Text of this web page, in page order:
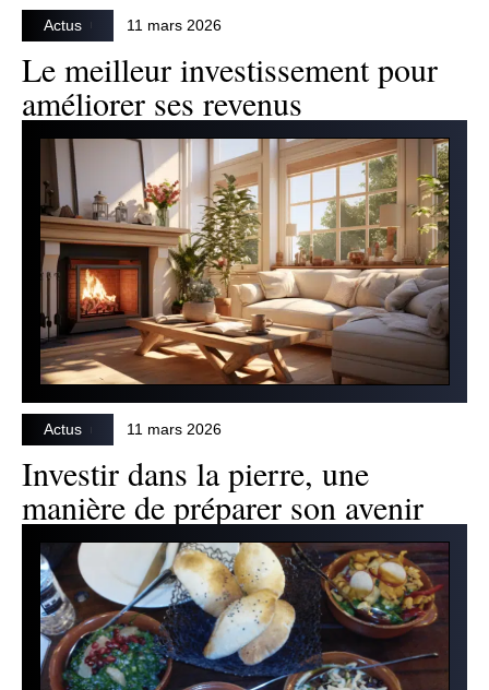
Actus 11 mars 2026
Le meilleur investissement pour
améliorer ses revenus
Actus 11 mars 2026
Investir dans la pierre, une
manière de préparer son avenir